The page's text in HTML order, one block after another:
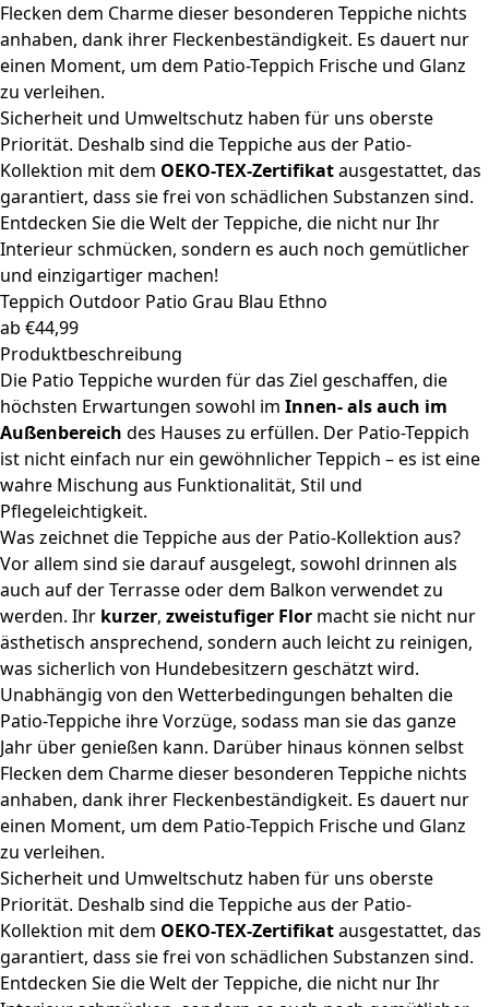
Flecken dem Charme dieser besonderen Teppiche nichts
anhaben, dank ihrer Fleckenbeständigkeit. Es dauert nur
einen Moment, um dem Patio-Teppich Frische und Glanz
zu verleihen.
Sicherheit und Umweltschutz haben für uns oberste
Priorität. Deshalb sind die Teppiche aus der Patio-
Kollektion mit dem OEKO-TEX-Zertifikatausgestattet, das
garantiert, dass sie frei von schädlichen Substanzen sind.
Entdecken Sie die Welt der Teppiche, die nicht nur Ihr
Interieur schmücken, sondern es auch noch gemütlicher
und einzigartiger machen!
Teppich Outdoor Patio Grau Blau Ethno
ab €44,99
Produktbeschreibung
Die Patio Teppiche wurden für das Ziel geschaffen, die
höchsten Erwartungen sowohl im Innen- als auch im
Außenbereich des Hauses zu erfüllen. Der Patio-Teppich
ist nicht einfach nur ein gewöhnlicher Teppich – es ist eine
wahre Mischung aus Funktionalität, Stil und
Pflegeleichtigkeit.
Was zeichnet die Teppiche aus der Patio-Kollektion aus?
Vor allem sind sie darauf ausgelegt, sowohl drinnen als
auch auf der Terrasse oder dem Balkon verwendet zu
werden. Ihr kurzer, zweistufiger Flor macht sie nicht nur
ästhetisch ansprechend, sondern auch leicht zu reinigen,
was sicherlich von Hundebesitzern geschätzt wird.
Unabhängig von den Wetterbedingungen behalten die
Patio-Teppiche ihre Vorzüge, sodass man sie das ganze
Jahr über genießen kann. Darüber hinaus können selbst
Flecken dem Charme dieser besonderen Teppiche nichts
anhaben, dank ihrer Fleckenbeständigkeit. Es dauert nur
einen Moment, um dem Patio-Teppich Frische und Glanz
zu verleihen.
Sicherheit und Umweltschutz haben für uns oberste
Priorität. Deshalb sind die Teppiche aus der Patio-
Kollektion mit dem OEKO-TEX-Zertifikatausgestattet, das
garantiert, dass sie frei von schädlichen Substanzen sind.
Entdecken Sie die Welt der Teppiche, die nicht nur Ihr